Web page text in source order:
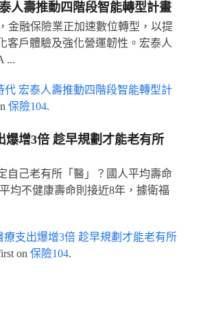
人壽推動四階段智能轉型計畫
金融保險業正加速數位轉型，以提
客戶體驗及強化營運韌性。宏泰人
...
代 宏泰人壽推動四階段智能轉型計
保險104.
爆增3倍 趁早規劃才能老有所
自己老有所「醫」？國人平均壽命
均不健康壽命則接近8年，據衛福
療支出爆增3倍 趁早規劃才能老有所
on 保險104.